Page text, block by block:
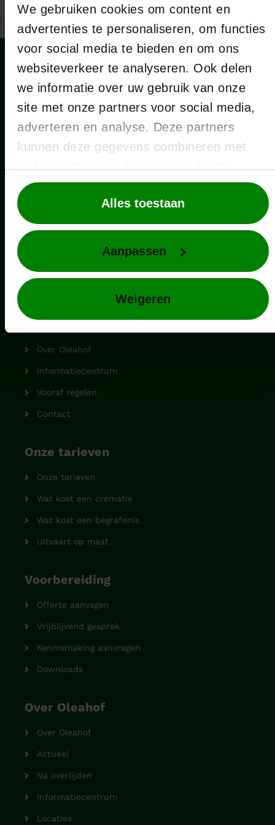
We gebruiken cookies om content en
advertenties te personaliseren, om functies
voor social media te bieden en om ons
websiteverkeer te analyseren. Ook delen
we informatie over uw gebruik van onze
site met onze partners voor social media,
adverteren en analyse. Deze partners
kunnen deze gegevens combineren met
andere informatie die u aan ze heeft
verstrekt of die ze hebben verzameld op
basis van uw gebruik van hun services.
Alles toestaan
Aanpassen
Weigeren
Bij overlijden 24/7 bereikbaar:
0223-633 221
info@oleahof.nl
Navigatie
Over Oleahof
Informatiecentrum
Vooraf regelen
Contact
Onze tarieven
Onze tarieven
Wat kost een crematie
Wat kost een begrafenis
Uitvaart op maat
Voorbereiding
Offerte aanvagen
Vrijblijvend gesprek
Kennismaking aanvragen
Downloads
Over Oleahof
Over Oleahof
Actueel
Na overlijden
Informatiecentrum
Locaties